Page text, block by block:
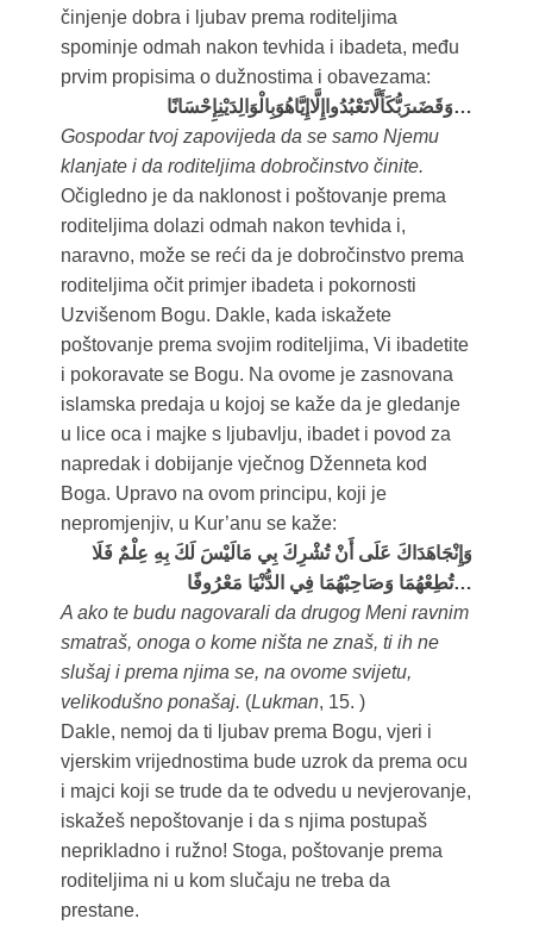
činjenje dobra i ljubav prema roditeljima
spominje odmah nakon tevhida i ibadeta, među
prvim propisima o dužnostima i obavezama:
وَقَضَىرَبُّكَأَلَّاتَعْبُدُواإِلَّاإِيَّاهُوَبِالْوَالِدَيْنِإِحْسَانًا…
Gospodar tvoj zapovijeda da se samo Njemu
klanjate i da roditeljima dobročinstvo činite.
Očigledno je da naklonost i poštovanje prema
roditeljima dolazi odmah nakon tevhida i,
naravno, može se reći da je dobročinstvo prema
roditeljima očit primjer ibadeta i pokornosti
Uzvišenom Bogu. Dakle, kada iskažete
poštovanje prema svojim roditeljima, Vi ibadetite
i pokoravate se Bogu. Na ovome je zasnovana
islamska predaja u kojoj se kaže da je gledanje
u lice oca i majke s ljubavlju, ibadet i povod za
napredak i dobijanje vječnog Dženneta kod
Boga. Upravo na ovom principu, koji je
nepromjenjiv, u Kur’anu se kaže:
وَإِنْجَاهَدَاكَ عَلَى أَنْ تُشْرِكَ بِي مَالَيْسَ لَكَ بِهِ عِلْمٌ فَلَا
تُطِعْهُمَا وَصَاحِبْهُمَا فِي الدُّنْيَا مَعْرُوفًا…
A ako te budu nagovarali da drugog Meni ravnim
smatraš, onoga o kome ništa ne znaš, ti ih ne
slušaj i prema njima se, na ovome svijetu,
velikodušno ponašaj. (Lukman, 15. )
Dakle, nemoj da ti ljubav prema Bogu, vjeri i
vjerskim vrijednostima bude uzrok da prema ocu
i majci koji se trude da te odvedu u nevjerovanje,
iskažeš nepoštovanje i da s njima postupaš
neprikladno i ružno! Stoga, poštovanje prema
roditeljima ni u kom slučaju ne treba da
prestane.